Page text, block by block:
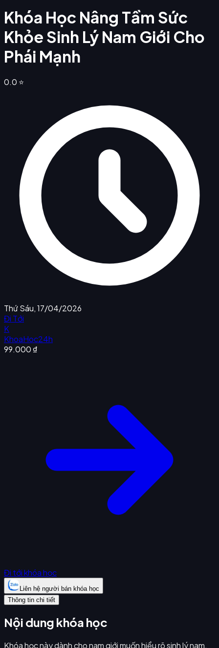
Khóa Học Nâng Tầm Sức
Khỏe Sinh Lý Nam Giới Cho
Phái Mạnh
0.0 ⭐
Thứ Sáu, 17/04/2026
Đi Tới
K
KhoaHoc24h
99.000 ₫
Đi tới khóa học
Liên hệ người bán khóa học
Thông tin chi tiết
Nội dung khóa học
Khóa học này dành cho nam giới muốn hiểu rõ sinh lý nam,